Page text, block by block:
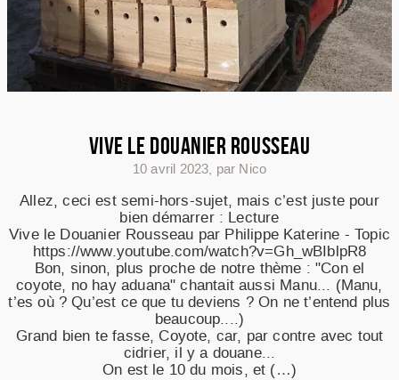
VIVE LE DOUANIER ROUSSEAU
10 avril 2023, par Nico
Allez, ceci est semi-hors-sujet, mais c’est juste pour
bien démarrer : Lecture
Vive le Douanier Rousseau par Philippe Katerine - Topic
https://www.youtube.com/watch?v=Gh_wBIblpR8
Bon, sinon, plus proche de notre thème : "Con el
coyote, no hay aduana" chantait aussi Manu... (Manu,
t’es où ? Qu’est ce que tu deviens ? On ne t’entend plus
beaucoup....)
Grand bien te fasse, Coyote, car, par contre avec tout
cidrier, il y a douane...
On est le 10 du mois, et (…)